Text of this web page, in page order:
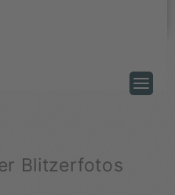
Blitzerfotos